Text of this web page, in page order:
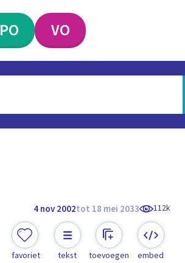
PO VO
4 nov 2002tot 18 mei 2033 112k
favoriet tekst toevoegen embed